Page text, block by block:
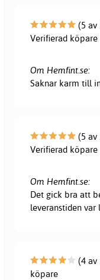
(5 av
Verifierad köpare
Om Hemfint.se:
Saknar karm till
(5 av
Verifierad köpare
Om Hemfint.se:
Det gick bra att
leveranstiden
(4 av
köpare